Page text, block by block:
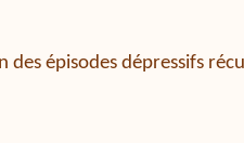
épisodes dépressifs